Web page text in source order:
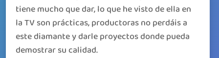
tiene mucho que dar, lo que he visto de ella en
la TV son prácticas, productoras no perdáis a
este diamante y darle proyectos donde pueda
demostrar su calidad.